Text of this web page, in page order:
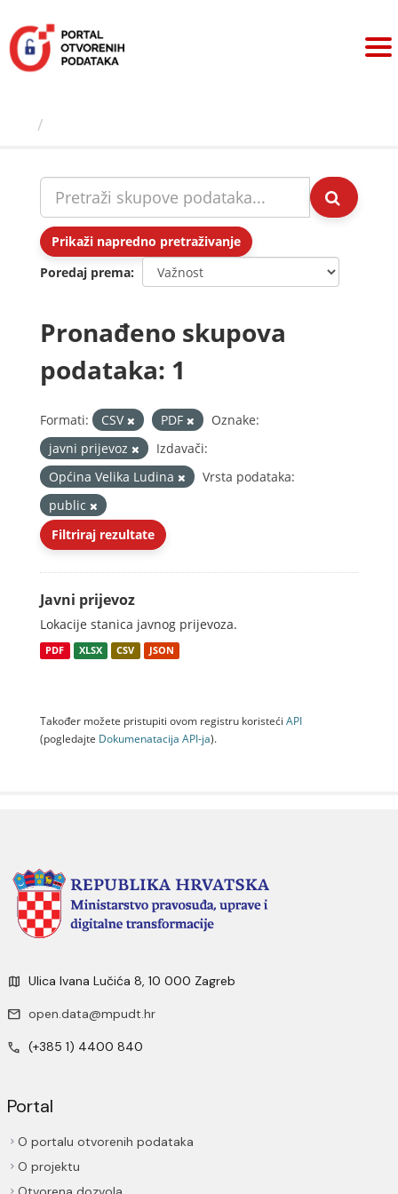
sadržaj
Prikaži napredno pretraživanje
Poredaj prema
Pronađeno skupova
podataka: 1
Formati: CSV PDF
Oznake:
javni prijevoz
Izdavači:
Općina Velika Ludina
Vrsta podataka:
public
Filtriraj rezultate
Javni prijevoz
Lokacije stanica javnog prijevoza.
PDF XLSX CSV JSON
Također možete pristupiti ovom registru koristeći API
(pogledajte Dokumenаtаcijа API-jа).